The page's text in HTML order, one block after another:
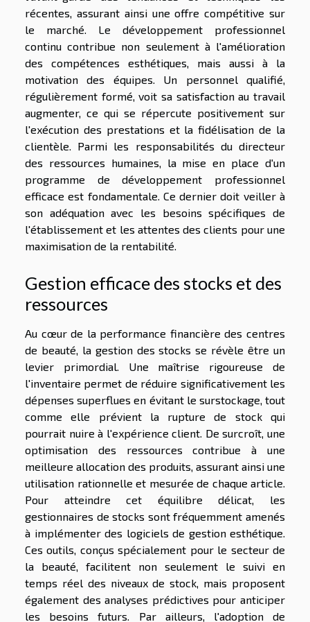
récentes, assurant ainsi une offre compétitive sur
le marché. Le développement professionnel
continu contribue non seulement à l'amélioration
des compétences esthétiques, mais aussi à la
motivation des équipes. Un personnel qualifié,
régulièrement formé, voit sa satisfaction au travail
augmenter, ce qui se répercute positivement sur
l'exécution des prestations et la fidélisation de la
clientèle. Parmi les responsabilités du directeur
des ressources humaines, la mise en place d'un
programme de développement professionnel
efficace est fondamentale. Ce dernier doit veiller à
son adéquation avec les besoins spécifiques de
l'établissement et les attentes des clients pour une
maximisation de la rentabilité.
Gestion efficace des stocks et des
ressources
Au cœur de la performance financière des centres
de beauté, la gestion des stocks se révèle être un
levier primordial. Une maîtrise rigoureuse de
l'inventaire permet de réduire significativement les
dépenses superflues en évitant le surstockage, tout
comme elle prévient la rupture de stock qui
pourrait nuire à l'expérience client. De surcroît, une
optimisation des ressources contribue à une
meilleure allocation des produits, assurant ainsi une
utilisation rationnelle et mesurée de chaque article.
Pour atteindre cet équilibre délicat, les
gestionnaires de stocks sont fréquemment amenés
à implémenter des logiciels de gestion esthétique.
Ces outils, conçus spécialement pour le secteur de
la beauté, facilitent non seulement le suivi en
temps réel des niveaux de stock, mais proposent
également des analyses prédictives pour anticiper
les besoins futurs. Par ailleurs, l'adoption de